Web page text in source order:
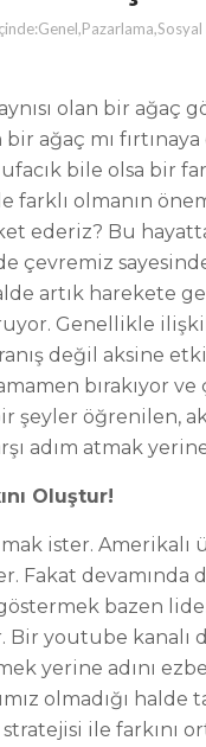
Genel,Pazarlama,
olan bir ağaç
ağaç mı
bile olsa bir
olmanın
ederiz? Bu
çevremiz
artık harekete
Genellikle
değil aksine
bırakıyor
şeyler
adım atmak
Oluştur!
ister.
Fakat
bazen
youtube
yerine adını
olmadığı
ile farkını